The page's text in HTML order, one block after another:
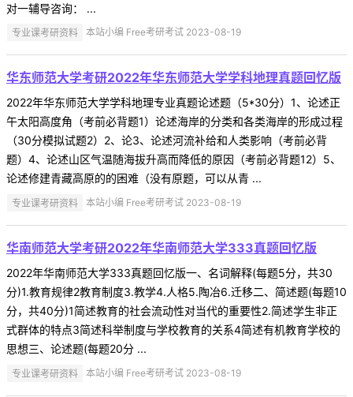
对一辅导咨询： ...
专业课考研资料 本站小编 Free考研考试 2023-08-19
华东师范大学考研2022年华东师范大学学科地理真题回忆版
2022年华东师范大学学科地理专业真题论述题（5*30分）1、论述正
午太阳高度角（考前必背题1）论述海岸的分类和各类海岸的形成过程
（30分模拟试题2）2、论3、论述河流补给和人类影响（考前必背
题）4、论述山区气温随海拔升高而降低的原因（考前必背题12）5、
论述修建青藏高原的的困难（没有原题，可以从青 ...
专业课考研资料 本站小编 Free考研考试 2023-08-19
华南师范大学考研2022年华南师范大学333真题回忆版
2022年华南师范大学333真题回忆版一、名词解释(每题5分，共30
分)1.教育规律2教育制度3.教学4.人格5.陶冶6.迁移二、简述题(每题10
分，共40分)1简述教育的社会流动性对当代的重要性2.简述学生非正
式群体的特点3简述科举制度与学校教育的关系4简述有机教育学校的
思想三、论述题(每题20分 ...
专业课考研资料 本站小编 Free考研考试 2023-08-19